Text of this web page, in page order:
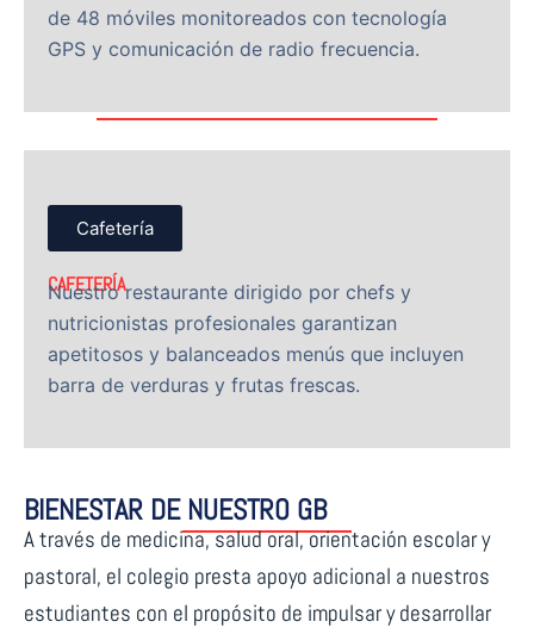
de 48 móviles monitoreados con tecnología
GPS y comunicación de radio frecuencia.
Cafetería
CAFETERÍA
Nuestro restaurante dirigido por chefs y
nutricionistas profesionales garantizan
apetitosos y balanceados menús que incluyen
barra de verduras y frutas frescas.
BIENESTAR DE NUESTRO GB
A través de medicina, salud oral, orientación escolar y
pastoral, el colegio presta apoyo adicional a nuestros
estudiantes con el propósito de impulsar y desarrollar